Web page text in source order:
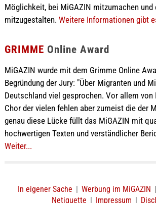
Möglichkeit, bei MiGAZIN mitzumachen und
mitzugestalten. Weitere Informationen gibt
GRIMME Online Award
MiGAZIN wurde mit dem Grimme Online
Begründung der Jury: "Über Migranten und
Deutschland viel gesprochen. Vor allem von
Chor der vielen fehlen aber zumeist die der
genau diese Lücke füllt das MiGAZIN mit
hochwertigen Texten und verständlicher
Weiter...
In eigener Sache | Werbung im MiGAZIN |
Netiquette | Impressum |